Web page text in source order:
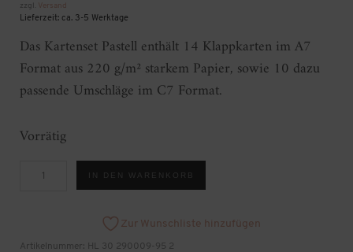
zzgl. Versand
Lieferzeit: ca. 3-5 Werktage
Das Kartenset Pastell enthält 14 Klappkarten im A7
Format aus 220 g/m² starkem Papier, sowie 10 dazu
passende Umschläge im C7 Format.
Vorrätig
Pastell
IN DEN WARENKORB
Zur Wunschliste hinzufügen
Artikelnummer: HL 30 290009-95 2